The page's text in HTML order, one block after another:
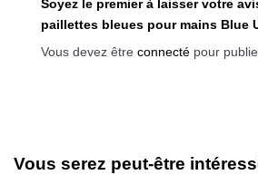
Soyez le premier à laisser votre
paillettes bleues pour mains Blue
Vous devez être connecté pour
Vous serez peut-être